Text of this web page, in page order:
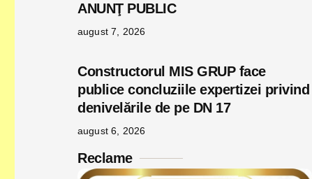
ANUNŢ PUBLIC
august 7, 2026
Constructorul MIS GRUP face
publice concluziile expertizei privind
denivelările de pe DN 17
august 6, 2026
Reclame